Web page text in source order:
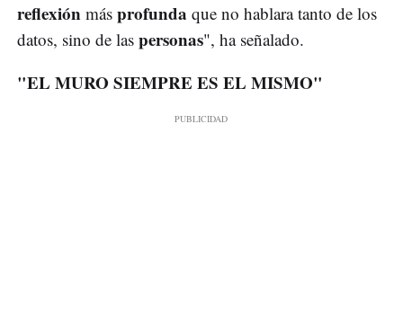
reflexión más profunda que no hablara tanto de los
datos, sino de las personas", ha señalado.
"EL MURO SIEMPRE ES EL MISMO"